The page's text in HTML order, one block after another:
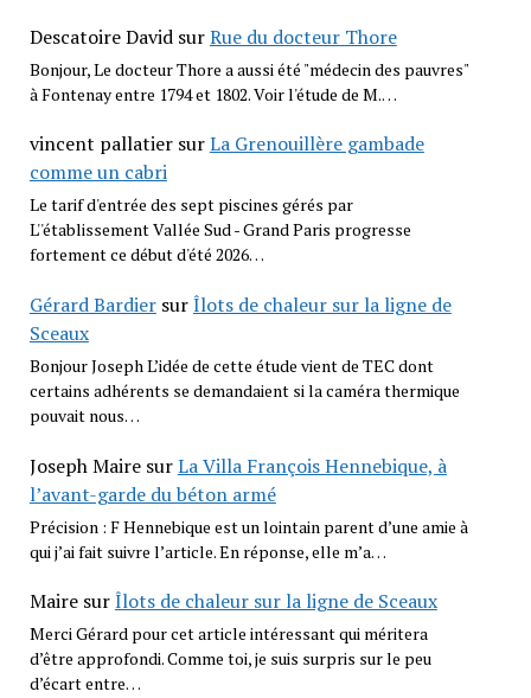
Descatoire DavidsurRue du docteur Thore
Bonjour, Le docteur Thore a aussi été "médecin des pauvres"
à Fontenay entre 1794 et 1802. Voir l'étude de M.…
vincent pallatiersurLa Grenouillère gambade
comme un cabri
Le tarif d'entrée des sept piscines gérés par
L''établissement Vallée Sud - Grand Paris progresse
fortement ce début d'été 2026…
Gérard BardiersurÎlots de chaleur sur la ligne de
Sceaux
Bonjour Joseph L’idée de cette étude vient de TEC dont
certains adhérents se demandaient si la caméra thermique
pouvait nous…
Joseph MairesurLa Villa François Hennebique, à
l’avant-garde du béton armé
Précision : F Hennebique est un lointain parent d’une amie à
qui j’ai fait suivre l’article. En réponse, elle m’a…
MairesurÎlots de chaleur sur la ligne de Sceaux
Merci Gérard pour cet article intéressant qui méritera
d’être approfondi. Comme toi, je suis surpris sur le peu
d’écart entre…